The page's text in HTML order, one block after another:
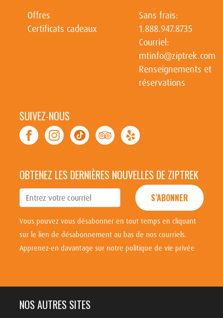
Offres
Certificats cadeaux
Sans frais:
1.888.947.8735
Courriel:
mtinfo@ziptrek.com
Renseignements et
réservations
SUIVEZ-NOUS
OBTENEZ LES DERNIÈRES NOUVELLES DE ZIPTREK
S’ABONNER
Vous pouvez vous désabonner en tout temps en cliquant
sur le lien de désabonnement au bas de nos courriels.
Apprenez-en davantage sur notre politique de vie privée
NOS AUTRES SITES